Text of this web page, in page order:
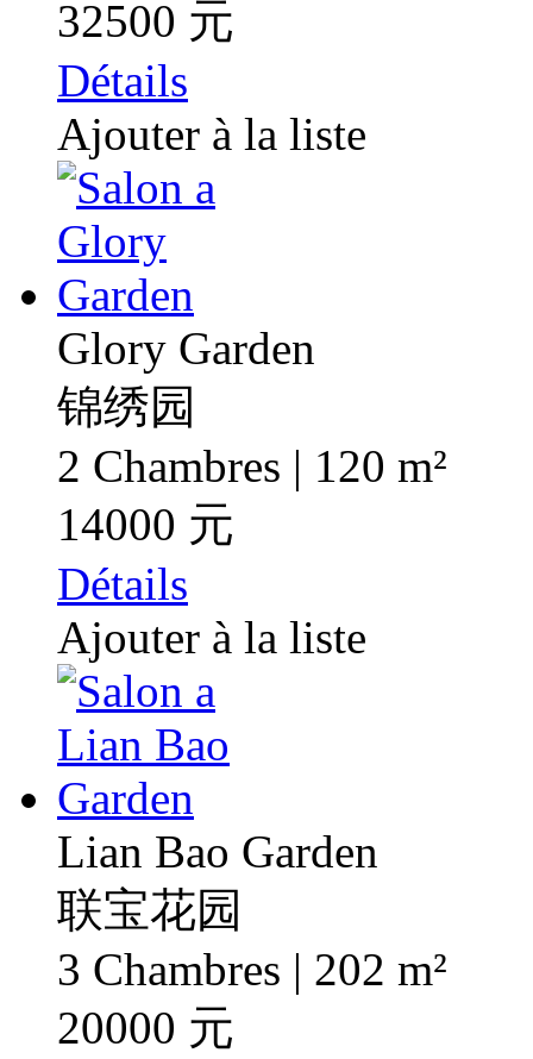
32500 元
Détails
Ajouter à la liste
Glory Garden
锦绣园
2 Chambres | 120 m²
14000 元
Détails
Ajouter à la liste
Lian Bao Garden
联宝花园
3 Chambres | 202 m²
20000 元